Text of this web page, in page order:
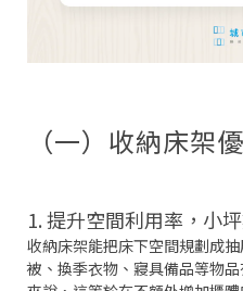
（一）收納床架
1. 提升空間利用率，小
收納床架能把床下空間規劃成
被、換季衣物、寢具備品等物